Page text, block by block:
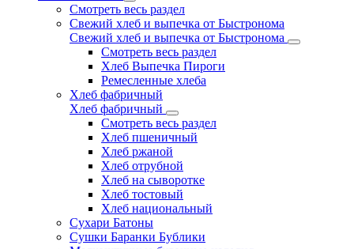
Смотреть весь раздел
Свежий хлеб и выпечка от Быстронома
Свежий хлеб и выпечка от Быстронома
Смотреть весь раздел
Хлеб Выпечка Пироги
Ремесленные хлеба
Хлеб фабричный
Хлеб фабричный
Смотреть весь раздел
Хлеб пшеничный
Хлеб ржаной
Хлеб отрубной
Хлеб на сыворотке
Хлеб тостовый
Хлеб национальный
Сухари Батоны
Сушки Баранки Бублики